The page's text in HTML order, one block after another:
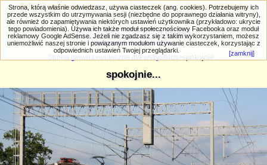
PRIV.gtlodz.eu - czyli trochę ;) inna galeria
Wyszukiwanie zaawansowane
Strona główna widoczne dla wszystkich >spokojnie...
spokojnie...
Strona, którą właśnie odwiedzasz, używa ciasteczek (ang. cookies). Potrzebujemy ich
przede wszystkim do utrzymywania sesji (niezbędne do poprawnego działania witryny),
ale również do zapamiętywania niektórych ustawień użytkownika (przykładowo: ukrycie
tego powiadomienia). Używa ich także moduł społecznościowy Facebooka oraz moduł
reklamowy Google AdSense. Jeżeli nie zgadzasz się z takim wykorzystaniem, możesz
uniemożliwić naszej stronie i powiązanym modułom używanie ciasteczek, korzystając z
odpowiednich ustawień Twojej przeglądarki.
[zamknij]